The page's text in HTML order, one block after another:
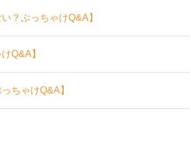
？ぶっちゃけQ&A】
Q&A】
ちゃけQ&A】